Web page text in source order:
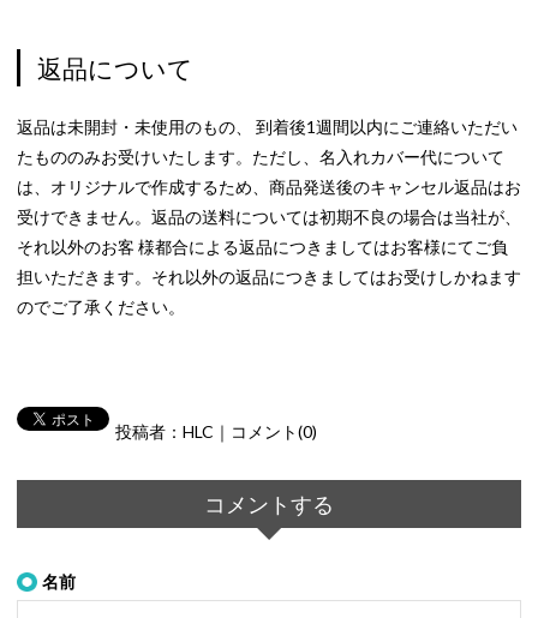
返品について
返品は未開封・未使用のもの、 到着後1週間以内にご連絡いただい
たもののみお受けいたします。ただし、名入れカバー代について
は、オリジナルで作成するため、商品発送後のキャンセル返品はお
受けできません。返品の送料については初期不良の場合は当社が、
それ以外のお客 様都合による返品につきましてはお客様にてご負
担いただきます。それ以外の返品につきましてはお受けしかねます
のでご了承ください。
投稿者：HLC｜コメント(0)
コメントする
名前